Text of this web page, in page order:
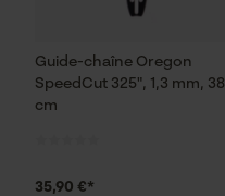
Guide-chaîne Oregon
SpeedCut 325", 1,3 mm, 38
cm
35,90 €*